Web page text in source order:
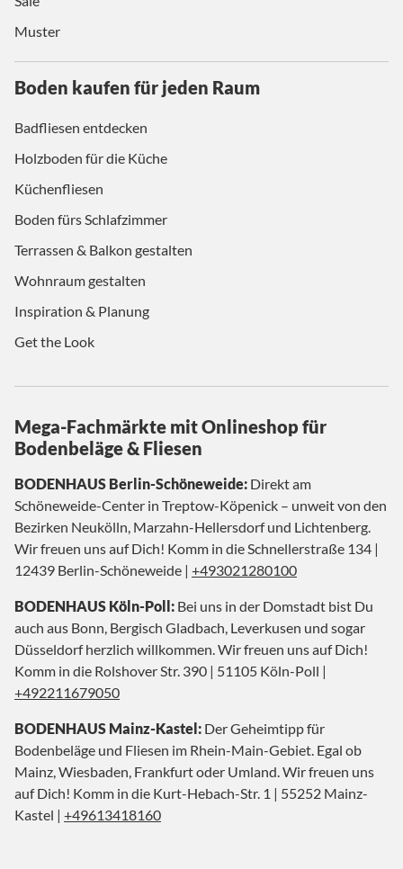
Muster
Boden kaufen für jeden Raum
Badfliesen entdecken
Holzboden für die Küche
Küchenfliesen
Boden fürs Schlafzimmer
Terrassen & Balkon gestalten
Wohnraum gestalten
Inspiration & Planung
Get the Look
Mega-Fachmärkte mit Onlineshop für
Bodenbeläge & Fliesen
BODENHAUS Berlin-Schöneweide: Direkt am
Schöneweide-Center in Treptow-Köpenick – unweit von den
Bezirken Neukölln, Marzahn-Hellersdorf und Lichtenberg.
Wir freuen uns auf Dich! Komm in die Schnellerstraße 134 |
12439 Berlin-Schöneweide | +493021280100
BODENHAUS Köln-Poll: Bei uns in der Domstadt bist Du
auch aus Bonn, Bergisch Gladbach, Leverkusen und sogar
Düsseldorf herzlich willkommen. Wir freuen uns auf Dich!
Komm in die Rolshover Str. 390 | 51105 Köln-Poll |
+492211679050
BODENHAUS Mainz-Kastel: Der Geheimtipp für
Bodenbeläge und Fliesen im Rhein-Main-Gebiet. Egal ob
Mainz, Wiesbaden, Frankfurt oder Umland. Wir freuen uns
auf Dich! Komm in die Kurt-Hebach-Str. 1 | 55252 Mainz-
Kastel | +49613418160